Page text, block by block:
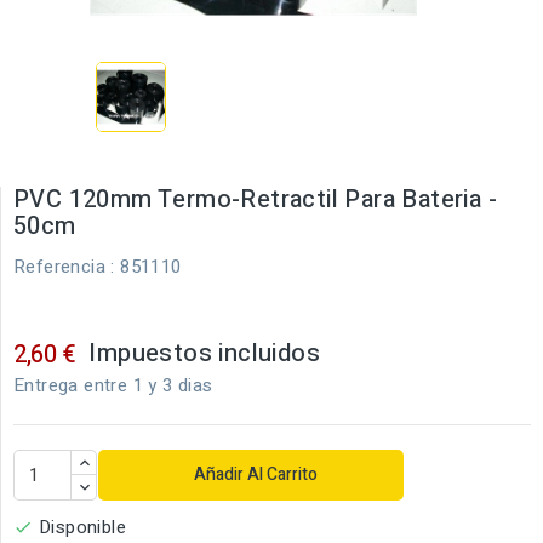
PVC 120mm Termo-Retractil Para Bateria -
50cm
Referencia : 851110
2,60 € Impuestos incluidos
Entrega entre 1 y 3 dias
Añadir Al Carrito
 Disponible